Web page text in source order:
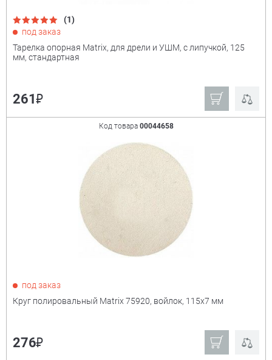
(1)
под заказ
Тарелка опорная Matrix, для дрели и УШМ, с липучкой, 125
мм, стандартная
261₽
Код товара 00044658
под заказ
Круг полировальный Matrix 75920, войлок, 115х7 мм
276₽